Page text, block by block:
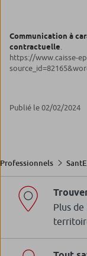
Communication à
contractuelle.
https://www.caisse-
Publié le 02/02/2024
Professionnels
Plus